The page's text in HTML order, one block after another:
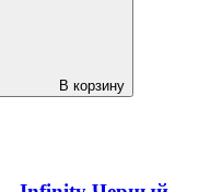
В корзину